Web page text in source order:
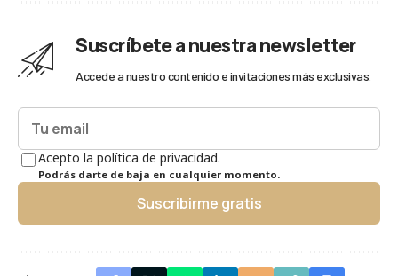
Suscríbete a nuestra newsletter
Accede a nuestro contenido e invitaciones más exclusivas.
Acepto la política de privacidad.
Podrás darte de baja en cualquier momento.
Suscribirme gratis